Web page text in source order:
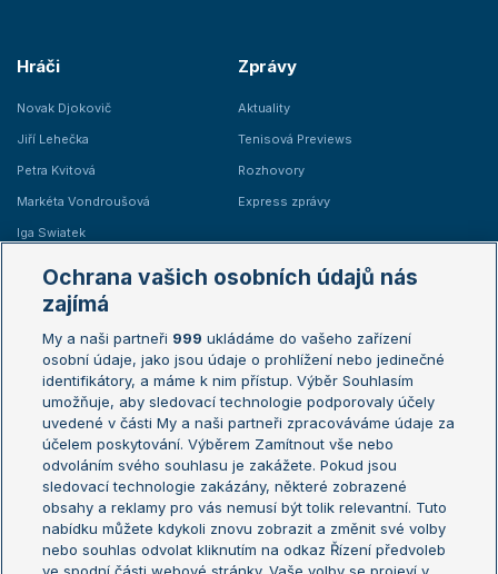
Hráči
Novak Djokovič
Jiří Lehečka
Petra Kvitová
Markéta Vondroušová
Iga Swiatek
Zprávy
Aktuality
Tenisová Previews
Rozhovory
Express zprávy
Žebříčky
Žebříček ATP (muži)
Žebříček WTA (ženy)
Sázkařský žebříček
Australian Open
French Open
Wimbledon
US Open
Turnaj mistrů
Turnaj mistryň
Aktualní trendy
Fotbalové přestupy
Ochrana vašich osobních údajů nás
zajímá
My a naši partneři 999 ukládáme do vašeho zařízení
osobní údaje, jako jsou údaje o prohlížení nebo jedinečné
identifikátory, a máme k nim přístup. Výběr Souhlasím
umožňuje, aby sledovací technologie podporovaly účely
uvedené v části My a naši partneři zpracováváme údaje za
účelem poskytování. Výběrem Zamítnout vše nebo
odvoláním svého souhlasu je zakážete. Pokud jsou
sledovací technologie zakázány, některé zobrazené
obsahy a reklamy pro vás nemusí být tolik relevantní. Tuto
nabídku můžete kdykoli znovu zobrazit a změnit své volby
nebo souhlas odvolat kliknutím na odkaz Řízení předvoleb